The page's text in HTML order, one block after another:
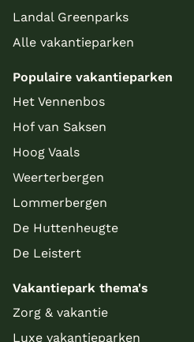
Landal Greenparks
Alle vakantieparken
Populaire vakantieparken
Het Vennenbos
Hof van Saksen
Hoog Vaals
Weerterbergen
Lommerbergen
De Huttenheugte
De Leistert
Vakantiepark thema's
Zorg & vakantie
Luxe vakantieparken